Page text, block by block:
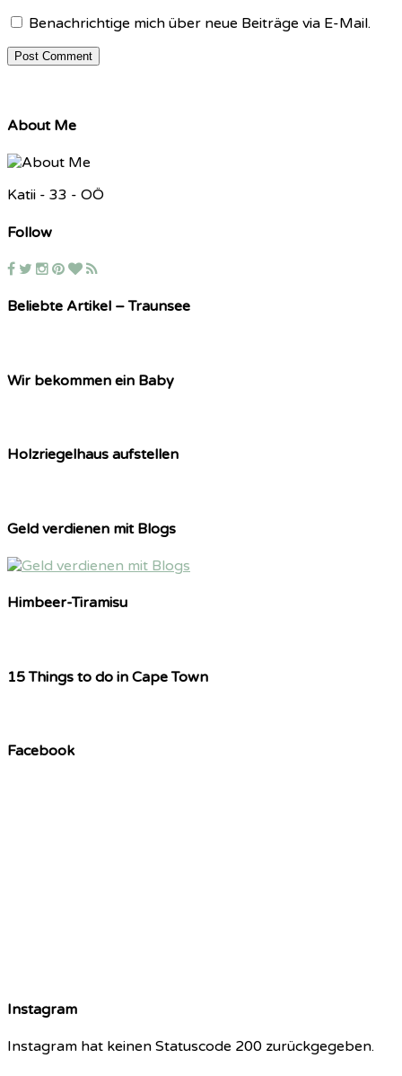
Benachrichtige mich über neue Beiträge via E-Mail.
About Me
Katii - 33 - OÖ
Follow
Beliebte Artikel – Traunsee
Wir bekommen ein Baby
Holzriegelhaus aufstellen
Geld verdienen mit Blogs
Himbeer-Tiramisu
15 Things to do in Cape Town
Facebook
Instagram
Instagram hat keinen Statuscode 200 zurückgegeben.